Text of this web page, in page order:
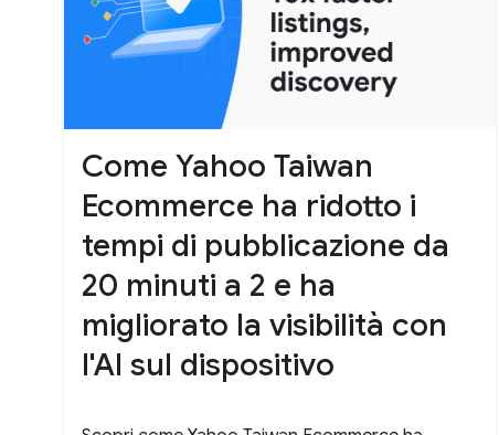
Come Yahoo Taiwan
Ecommerce ha ridotto i
tempi di pubblicazione da
20 minuti a 2 e ha
migliorato la visibilità con
l'AI sul dispositivo